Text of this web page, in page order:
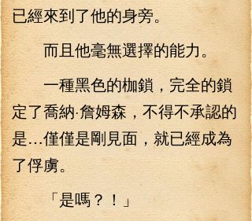
已經來到了他的身旁。
而且他毫無選擇的能力。
一種黑色的枷鎖，完全的鎖
定了喬納·詹姆森，不得不承認的
是…僅僅是剛見面，就已經成為
了俘虜。
「是嗎？！」